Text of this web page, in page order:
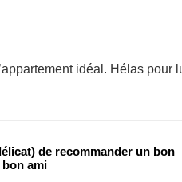
idéal. Hélas pour
de recommander un bon
ami